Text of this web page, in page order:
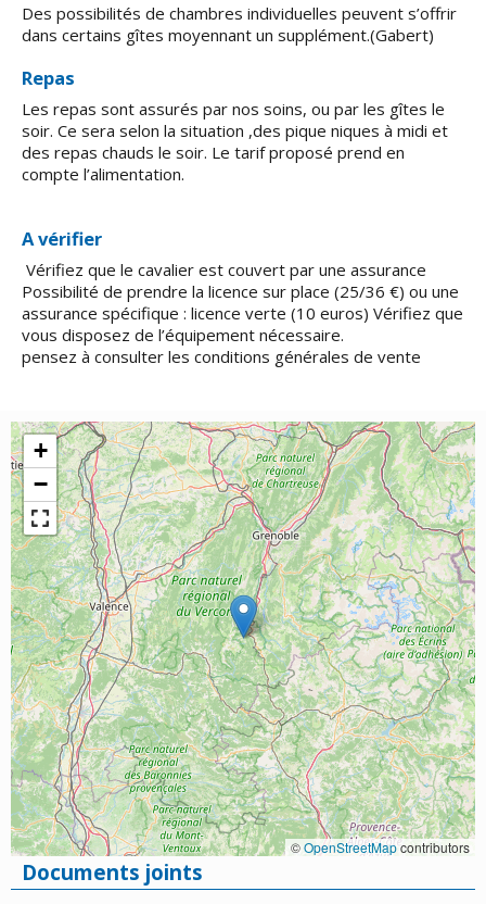
Des possibilités de chambres individuelles peuvent s’offrir
dans certains gîtes moyennant un supplément.(Gabert)
Repas
Les repas sont assurés par nos soins, ou par les gîtes le
soir. Ce sera selon la situation ,des pique niques à midi et
des repas chauds le soir. Le tarif proposé prend en
compte l’alimentation.
A vérifier
Vérifiez que le cavalier est couvert par une assurance
Possibilité de prendre la licence sur place (25/36 €) ou une
assurance spécifique : licence verte (10 euros) Vérifiez que
vous disposez de l’équipement nécessaire.
pensez à consulter les conditions générales de vente
+
−
©OpenStreetMapcontributors
Documents joints